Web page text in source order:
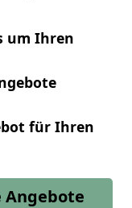
um Ihren
für Ihren
Angebote